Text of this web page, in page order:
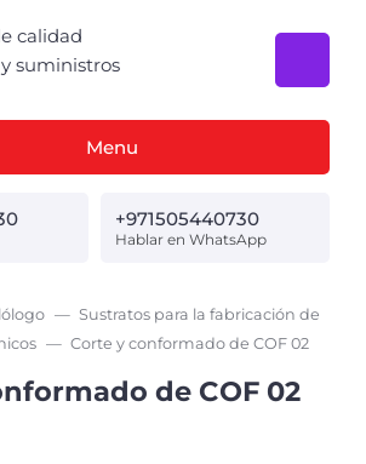
Menu
+971505440730
Hablar en WhatsApp
Sustratos para la fabricación de
Corte y conformado de COF 02
de COF 02